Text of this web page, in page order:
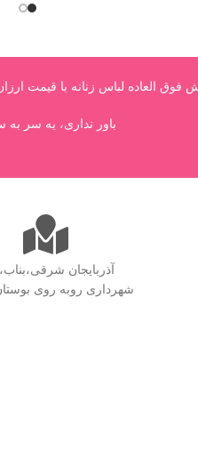
فوق العاده لباس زنانه با قیمت
باور نداری، یه سر به
آذربایجان
شهرداری روبه روی